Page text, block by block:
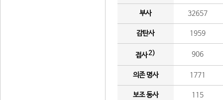
부사 32657
감탄사 1959
접사2) 906
의존 명사 1771
보조 동사 115